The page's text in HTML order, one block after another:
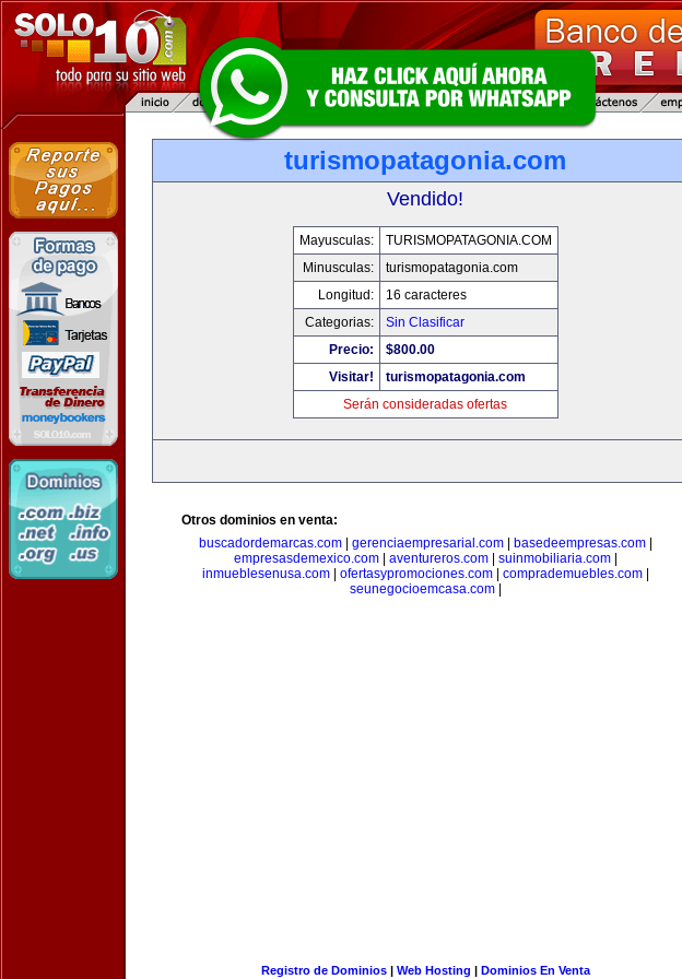
turismopatagonia.com
Vendido!
Mayusculas:
TURISMOPATAGONIA.COM
Minusculas:
turismopatagonia.com
Longitud:
16 caracteres
Categorias:
Sin Clasificar
Precio:
$800.00
Visitar!
turismopatagonia.com
Serán consideradas ofertas
Otros dominios en venta:
buscadordemarcas.com| gerenciaempresarial.com| basedeempresas.com|
empresasdemexico.com| aventureros.com| suinmobiliaria.com|
inmueblesenusa.com| ofertasypromociones.com| comprademuebles.com|
seunegocioemcasa.com|
Registro de Dominios| Web Hosting | Dominios En Venta